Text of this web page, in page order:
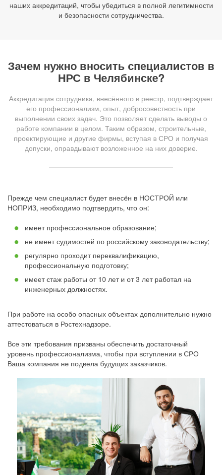
наших аккредитаций, чтобы убедиться в полной легитимности
и безопасности сотрудничества.
Зачем нужно вносить специалистов в
НРС в Челябинске?
Аккредитация сотрудника, внесённого в реестр, подтверждает
его профессионализм, опыт, добросовестность при
выполнении своих задач. Это позволяет сделать выводы о
работе компании в целом. Таким образом, строительные,
проектирующие и другие фирмы, вступая в СРО и получая
допуски, оправдывают возложенное на них доверие.
Прежде чем специалист будет внесён в НОСТРОЙ или
НОПРИЗ, необходимо подтвердить, что он:
имеет профессиональное образование;
не имеет судимостей по российскому законодательству;
регулярно проходит переквалификацию,
профессиональную подготовку;
имеет стаж работы от 10 лет и от 3 лет работал на
инженерных должностях.
При работе на особо опасных объектах дополнительно нужно
аттестоваться в Ростехнадзоре.
Все эти требования призваны обеспечить достаточный
уровень профессионализма, чтобы при вступлении в СРО
Ваша компания не подвела будущих заказчиков.